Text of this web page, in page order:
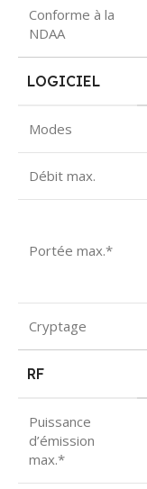
Conforme à la
NDAA
LOGICIEL
Modes
Débit max.
Portée max.*
Cryptage
RF
Puissance
d’émission
max.*